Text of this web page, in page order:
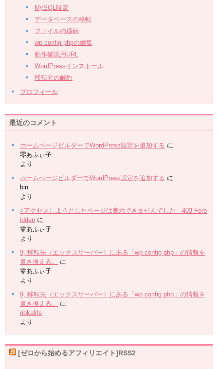
MySQL設定
データベースの移転
ファイルの移転
wp config phpの編集
動作確認用URL
WordPressインストール
移転元の解約
プロフィール
最近のコメント
ホームページビルダーでWordPress設定を追加する に
零あふぃ子
より
ホームページビルダーでWordPress設定を追加する に
bin
より
>アクセスしようとしたページは表示できませんでした 403 Forb
idden に
零あふぃ子
より
9, 移転先（エックスサーバー）にある「wp config php」の情報を
書き換える。
に
零あふぃ子
より
9, 移転先（エックスサーバー）にある「wp config php」の情報を
書き換える。
に
riokalife
より
[ゼロから始めるアフィリエイト]RSS2